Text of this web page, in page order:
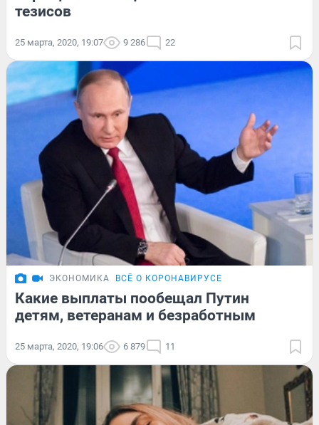
тезисов
25 марта, 2020, 19:07 9 286 22
ЭКОНОМИКА ВСЁ О КОРОНАВИРУСЕ
Какие выплаты пообещал Путин
детям, ветеранам и безработным
25 марта, 2020, 19:06 6 879 11